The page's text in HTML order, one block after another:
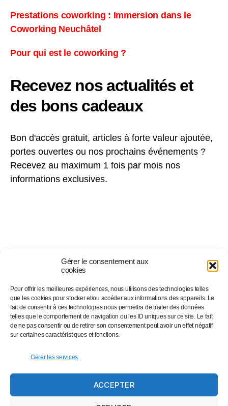
Gérer le consentement aux
cookies
Pour offrir les meilleures expériences, nous utilisons des technologies telles
que les cookies pour stocker et/ou accéder aux informations des appareils. Le
fait de consentir à ces technologies nous permettra de traiter des données
telles que le comportement de navigation ou les ID uniques sur ce site. Le fait
de ne pas consentir ou de retirer son consentement peut avoir un effet négatif
sur certaines caractéristiques et fonctions.
Gérer les services
ACCEPTER
Prestations coworking : Immersion dans le
Coworking Neuchâtel
Pour qui est le coworking ?
Recevez nos actualités et
des bons cadeaux
Bon d'accès gratuit, articles à forte valeur ajoutée,
portes ouvertes ou nos prochains événements ?
Recevez au maximum 1 fois par mois nos
informations exclusives.
Suivez-nous sur…
Facebook
Instagram
Twitter